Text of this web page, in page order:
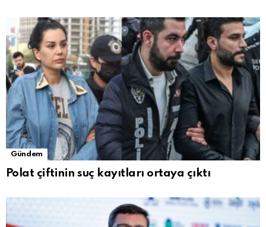
Gündem
Polat çiftinin suç kayıtları ortaya çıktı